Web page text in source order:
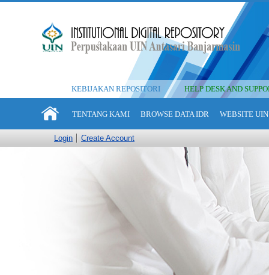
KEBIJAKAN REPOSITORI HELP DESK AND
TENTANG KAMI BROWSE DATA IDR WEBSITE
Login Create Account